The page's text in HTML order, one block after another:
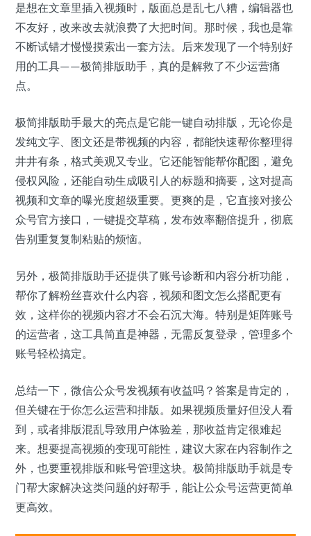
是想在文章里插入视频时，版面总是乱七八糟，编辑器也
不友好，改来改去就浪费了大把时间。那时候，我也是靠
不断试错才慢慢摸索出一套方法。后来发现了一个特别好
用的工具——极简排版助手，真的是解救了不少运营痛
点。
极简排版助手最大的亮点是它能一键自动排版，无论你是
发纯文字、图文还是带视频的内容，都能快速帮你整理得
井井有条，格式美观又专业。它还能智能帮你配图，避免
侵权风险，还能自动生成吸引人的标题和摘要，这对提高
视频和文章的曝光度超级重要。更爽的是，它直接对接公
众号官方接口，一键提交草稿，发布效率翻倍提升，彻底
告别重复复制粘贴的烦恼。
另外，极简排版助手还提供了账号诊断和内容分析功能，
帮你了解粉丝喜欢什么内容，视频和图文怎么搭配更有
效，这样你的视频内容才不会石沉大海。特别是矩阵账号
的运营者，这工具简直是神器，无需反复登录，管理多个
账号轻松搞定。
总结一下，微信公众号发视频有收益吗？答案是肯定的，
但关键在于你怎么运营和排版。如果视频质量好但没人看
到，或者排版混乱导致用户体验差，那收益肯定很难起
来。想要提高视频的变现可能性，建议大家在内容制作之
外，也要重视排版和账号管理这块。极简排版助手就是专
门帮大家解决这类问题的好帮手，能让公众号运营更简单
更高效。